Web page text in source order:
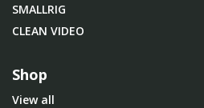
SMALLRIG
CLEAN VIDEO
Shop
View all